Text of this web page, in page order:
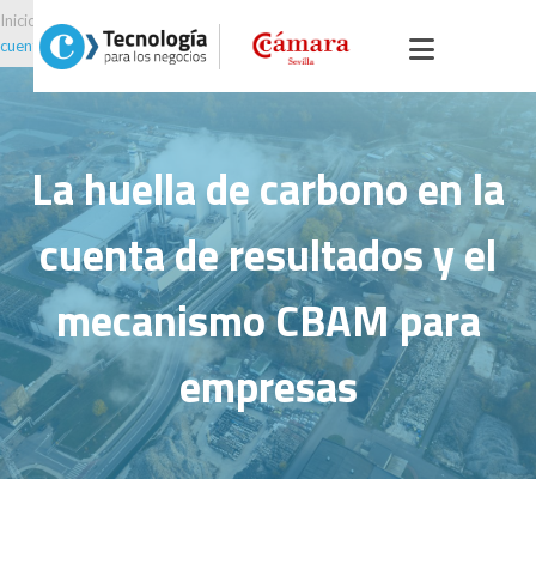
Inicio Portal servicios, comercio y otros
cuenta de resultados y el mecanismo CBAM para empresas
La huella de carbono en la
cuenta de resultados y el
mecanismo CBAM para
empresas